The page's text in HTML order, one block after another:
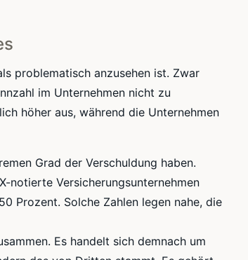
problematisch anzusehen ist. Zwar
im Unternehmen nicht zu
höher aus, während die Unternehmen
Grad der Verschuldung haben.
notierte Versicherungsunternehmen
Prozent. Solche Zahlen legen nahe, die
Es handelt sich demnach um